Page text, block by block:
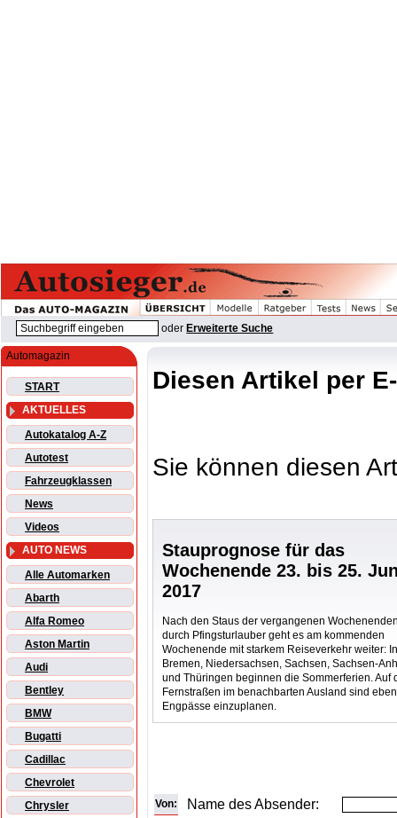
oder Erweiterte Suche
Automagazin
START
AKTUELLES
Autokatalog A-Z
Autotest
Fahrzeugklassen
News
Videos
AUTO NEWS
Alle Automarken
Abarth
Alfa Romeo
Aston Martin
Audi
Bentley
BMW
Bugatti
Cadillac
Chevrolet
Chrysler
Diesen Artikel per
Sie können diesen
Stauprognose für das
Wochenende 23. bis 25.
2017
Nach den Staus der vergangenen
durch Pfingsturlauber geht es am kommenden
Wochenende mit starkem Reiseverkehr weiter:
Bremen, Niedersachsen, Sachsen, Sachsen-
und Thüringen beginnen die Sommerferien. Auf
Fernstraßen im benachbarten Ausland sind
Engpässe einzuplanen.
Von:
Name des Absender: